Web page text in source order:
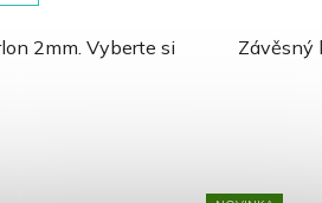
2mm. Vyberte si
Závěsný